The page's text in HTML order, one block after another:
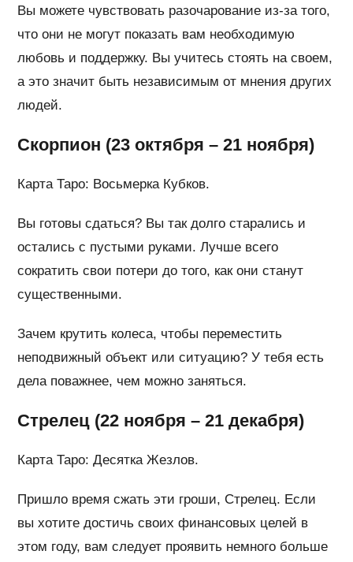
Вы можете чувствовать разочарование из-за того,
что они не могут показать вам необходимую
любовь и поддержку. Вы учитесь стоять на своем,
а это значит быть независимым от мнения других
людей.
Скорпион (23 октября – 21 ноября)
Карта Таро: Восьмерка Кубков.
Вы готовы сдаться? Вы так долго старались и
остались с пустыми руками. Лучше всего
сократить свои потери до того, как они станут
существенными.
Зачем крутить колеса, чтобы переместить
неподвижный объект или ситуацию? У тебя есть
дела поважнее, чем можно заняться.
Стрелец (22 ноября – 21 декабря)
Карта Таро: Десятка Жезлов.
Пришло время сжать эти гроши, Стрелец. Если
вы хотите достичь своих финансовых целей в
этом году, вам следует проявить немного больше